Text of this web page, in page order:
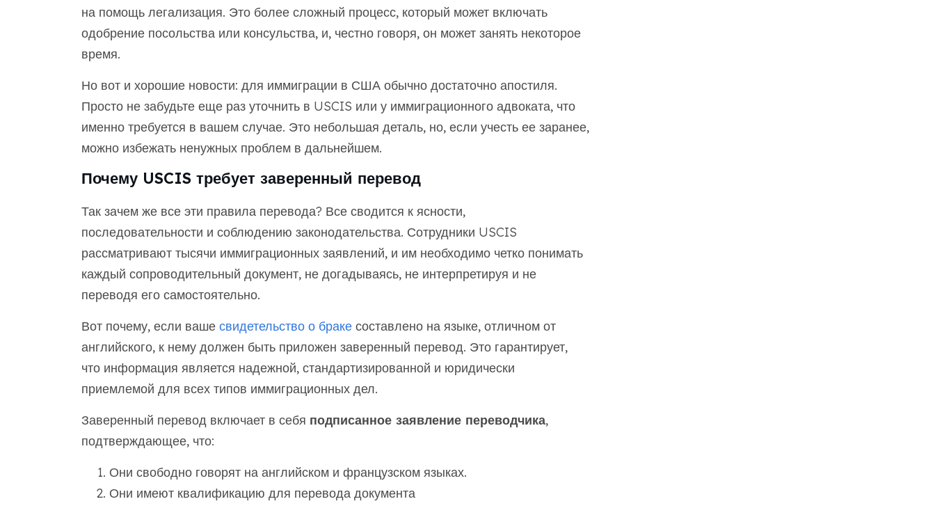
на помощь легализация. Это более сложный процесс, который может включать
одобрение посольства или консульства, и, честно говоря, он может занять некоторое
время.
Но вот и хорошие новости: для иммиграции в США обычно достаточно апостиля.
Просто не забудьте еще раз уточнить в USCIS или у иммиграционного адвоката, что
именно требуется в вашем случае. Это небольшая деталь, но, если учесть ее заранее,
можно избежать ненужных проблем в дальнейшем.
Почему USCIS требует заверенный перевод
Так зачем же все эти правила перевода? Все сводится к ясности,
последовательности и соблюдению законодательства. Сотрудники USCIS
рассматривают тысячи иммиграционных заявлений, и им необходимо четко понимать
каждый сопроводительный документ, не догадываясь, не интерпретируя и не
переводя его самостоятельно.
Вот почему, если ваше свидетельство о бракесоставлено на языке, отличном от
английского, к нему должен быть приложен заверенный перевод. Это гарантирует,
что информация является надежной, стандартизированной и юридически
приемлемой для всех типов иммиграционных дел.
Заверенный перевод включает в себя подписанное заявление переводчика,
подтверждающее, что:
Они свободно говорят на английском и французском языках.
Они имеют квалификацию для перевода документа